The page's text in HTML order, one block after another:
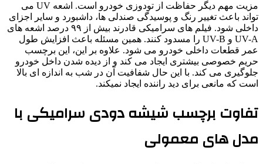
مزیت مهم دیگر حفاظت از تودوزی خودرو است. اشعه UV می
تواند باعث تغییر رنگ و پوسیدگی صندلی ها، داشبورد و سایر اجزای
داخلی شود. فیلم های سرامیکی قادرند بیش از ۹۹ درصد اشعه های
UV-A و UV-B را مسدود کنند. همین مسئله باعث افزایش طول
عمر قطعات داخلی خودرو می شود. علاوه بر این، این برچسب
حریم خصوصی بیشتری ایجاد می کند و از دیده شدن داخل خودرو
جلوگیری می کند. با این حال شفافیت آن در شب به اندازه ای بالا
است که مانعی برای دید راننده ایجاد نمیکند.
تفاوت برچسب شیشه دودی سرامیکی با
مدل های معمولی